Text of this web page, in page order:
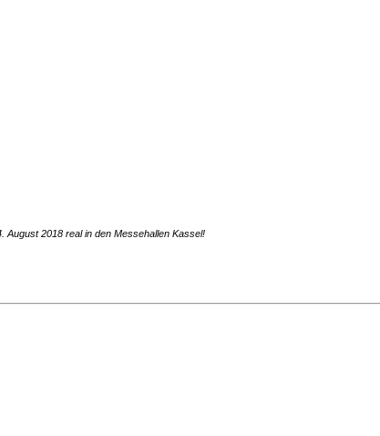
August 2018 real in den Messehallen Kassel!